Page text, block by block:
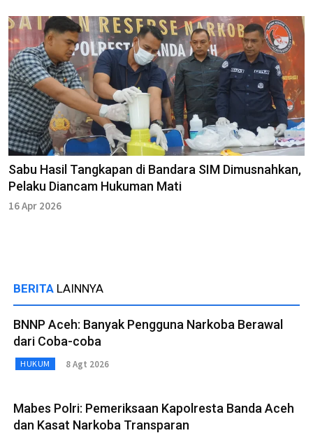
Sabu Hasil Tangkapan di Bandara SIM Dimusnahkan,
Pelaku Diancam Hukuman Mati
16 Apr 2026
BERITA LAINNYA
BNNP Aceh: Banyak Pengguna Narkoba Berawal
dari Coba-coba
HUKUM 8 Agt 2026
Mabes Polri: Pemeriksaan Kapolresta Banda Aceh
dan Kasat Narkoba Transparan